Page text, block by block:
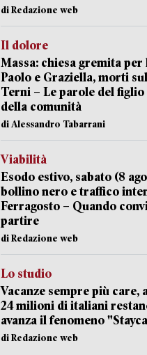
di Redazione web
Il dolore
Massa: chiesa gremita per
Paolo e Graziella, morti
Terni – Le parole del
della comunità
di Alessandro Tabarrani
Viabilità
Esodo estivo, sabato (8
bollino nero e traffico
Ferragosto – Quando
partire
di Redazione web
Lo studio
Vacanze sempre più care,
24 milioni di italiani
avanza il fenomeno
di Redazione web